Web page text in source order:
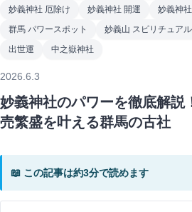
妙義神社 厄除け
妙義神社 開運
妙義神
群馬 パワースポット
妙義山 スピリチュアル
出世運
中之嶽神社
2026.6.3
妙義神社のパワーを徹底解説
売繁盛を叶える群馬の古社
📖 この記事は約3分で読めます